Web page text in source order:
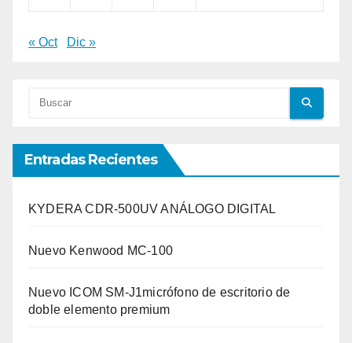
« Oct Dic »
Entradas Recientes
KYDERA CDR-500UV ANÁLOGO DIGITAL
Nuevo Kenwood MC-100
Nuevo ICOM SM-J1micrófono de escritorio de
doble elemento premium